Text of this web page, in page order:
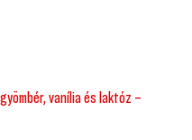
vanília és laktóz –